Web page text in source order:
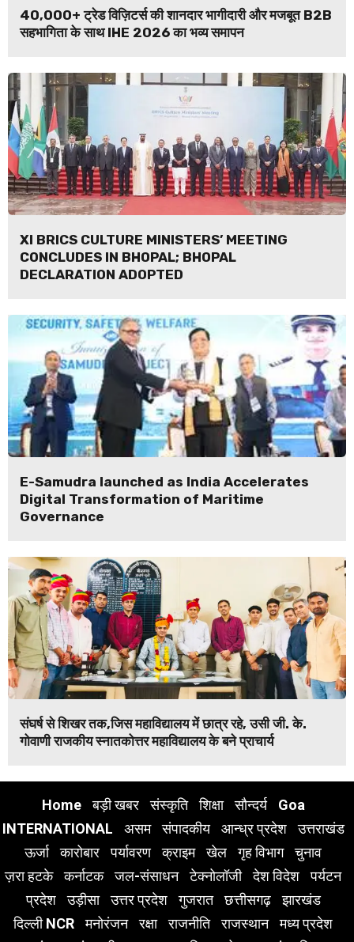
40,000+ ट्रेड विज़िटर्स की शानदार भागीदारी और मजबूत B2B
सहभागिता के साथ IHE 2026 का भव्य समापन
XI BRICS CULTURE MINISTERS’ MEETING
CONCLUDES IN BHOPAL; BHOPAL
DECLARATION ADOPTED
E-Samudra launched as India Accelerates
Digital Transformation of Maritime
Governance
संघर्ष से शिखर तक,जिस महाविद्यालय में छात्र रहे, उसी जी. के.
गोवाणी राजकीय स्नातकोत्तर महाविद्यालय के बने प्राचार्य
Home बड़ी खबर संस्कृति शिक्षा सौन्दर्य
Goa
INTERNATIONAL
असम संपादकीय आन्ध्र प्रदेश
उत्तराखंड
ऊर्जा
कारोबार पर्यावरण क्राइम खेल गृह विभाग
चुनाव
ज़रा हटके
कर्नाटक जल-संसाधन टेक्नोलॉजी देश विदेश
पर्यटन
प्रदेश
उड़ीसा उत्तर प्रदेश गुजरात छत्तीसगढ़
झारखंड
दिल्ली NCR
मनोरंजन रक्षा राजनीति राजस्थान
मध्य प्रदेश